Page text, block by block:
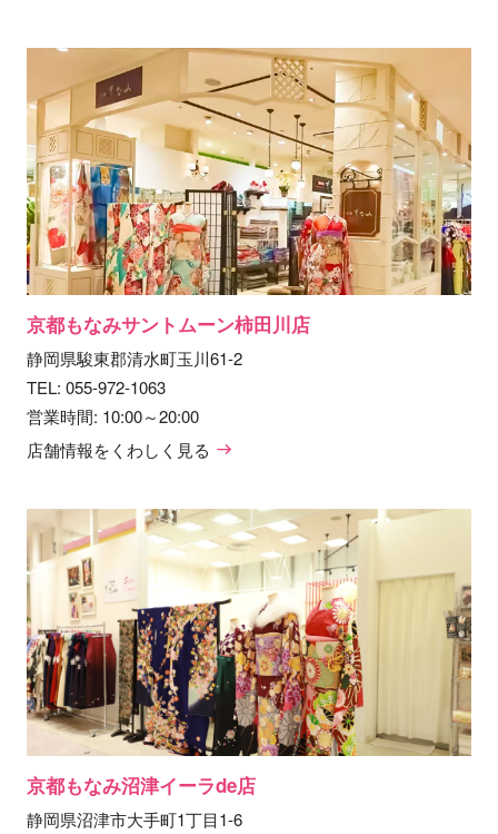
京都もなみサントムーン柿田川店
静岡県駿東郡清水町玉川61-2
TEL: 055-972-1063
営業時間: 10:00～20:00
店舗情報をくわしく見る
京都もなみ沼津イーラde店
静岡県沼津市大手町1丁目1-6